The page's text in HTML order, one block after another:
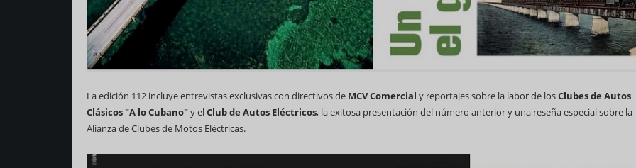
La edición 112 incluye entrevistas exclusivas con directivos de MCV Comercial y reportajes sobre la labor de losClubes de Autos
Clásicos "A lo Cubano"y elClub de Autos Eléctricos, la exitosa presentación del número anterior y una reseña especial sobre la
Alianza de Clubes de Motos Eléctricas.